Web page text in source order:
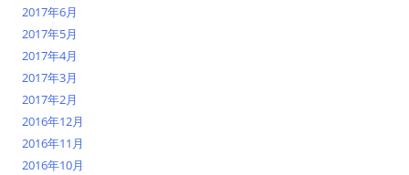
2017年6月
2017年5月
2017年4月
2017年3月
2017年2月
2016年12月
2016年11月
2016年10月